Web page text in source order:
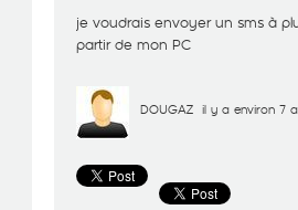
je voudrais envoyer un sms à
partir de mon PC
DOUGAZ il y a environ 7